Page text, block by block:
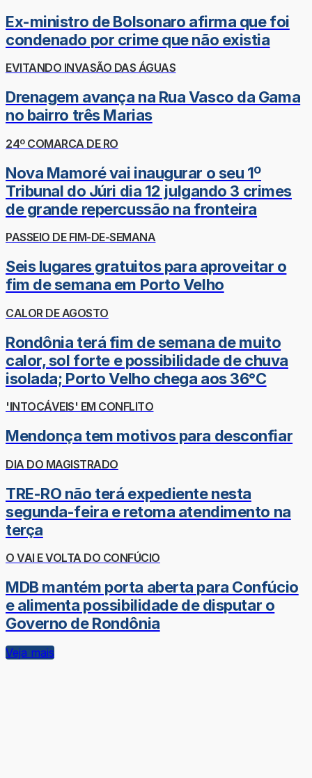
Ex-ministro de Bolsonaro afirma que foi
condenado por crime que não existia
EVITANDO INVASÃO DAS ÁGUAS
Drenagem avança na Rua Vasco da Gama
no bairro três Marias
24º COMARCA DE RO
Nova Mamoré vai inaugurar o seu 1º
Tribunal do Júri dia 12 julgando 3 crimes
de grande repercussão na fronteira
PASSEIO DE FIM-DE-SEMANA
Seis lugares gratuitos para aproveitar o
fim de semana em Porto Velho
CALOR DE AGOSTO
Rondônia terá fim de semana de muito
calor, sol forte e possibilidade de chuva
isolada; Porto Velho chega aos 36°C
'INTOCÁVEIS' EM CONFLITO
Mendonça tem motivos para desconfiar
DIA DO MAGISTRADO
TRE-RO não terá expediente nesta
segunda-feira e retoma atendimento na
terça
O VAI E VOLTA DO CONFÚCIO
MDB mantém porta aberta para Confúcio
e alimenta possibilidade de disputar o
Governo de Rondônia
Veja mais